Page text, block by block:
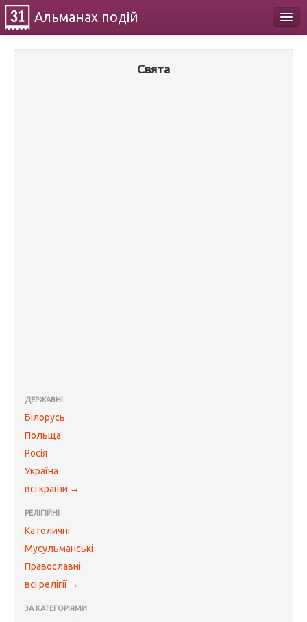
Альманах подій
Свята
ДЕРЖАВНІ
Білорусь
Польща
Росія
Україна
всі країни →
РЕЛІГІЙНІ
Католичні
Мусульманські
Православні
всі релігії →
ЗА КАТЕГОРІЯМИ